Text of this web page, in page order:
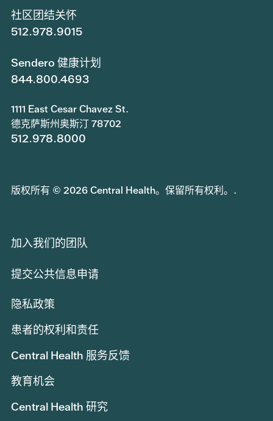
社区团结关怀
512.978.9015
Sendero 健康计划
844.800.4693
1111 East Cesar Chavez St.
德克萨斯州奥斯汀 78702
512.978.8000
版权所有 © 2026 Central Health。保留所有权利。.
加入我们的团队
提交公共信息申请
隐私政策
患者的权利和责任
Central Health 服务反馈
教育机会
Central Health 研究